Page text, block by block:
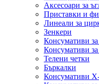
Аксесоари за
Приставки и
Линеали за
Зенкери
Консумативи
Консумативи
Телени четки
Бъркалки
Консумативи